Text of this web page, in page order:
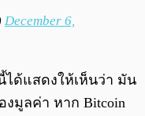
December 6,
ได้แสดงให้เห็นว่า มัน
มูลค่า หาก Bitcoin